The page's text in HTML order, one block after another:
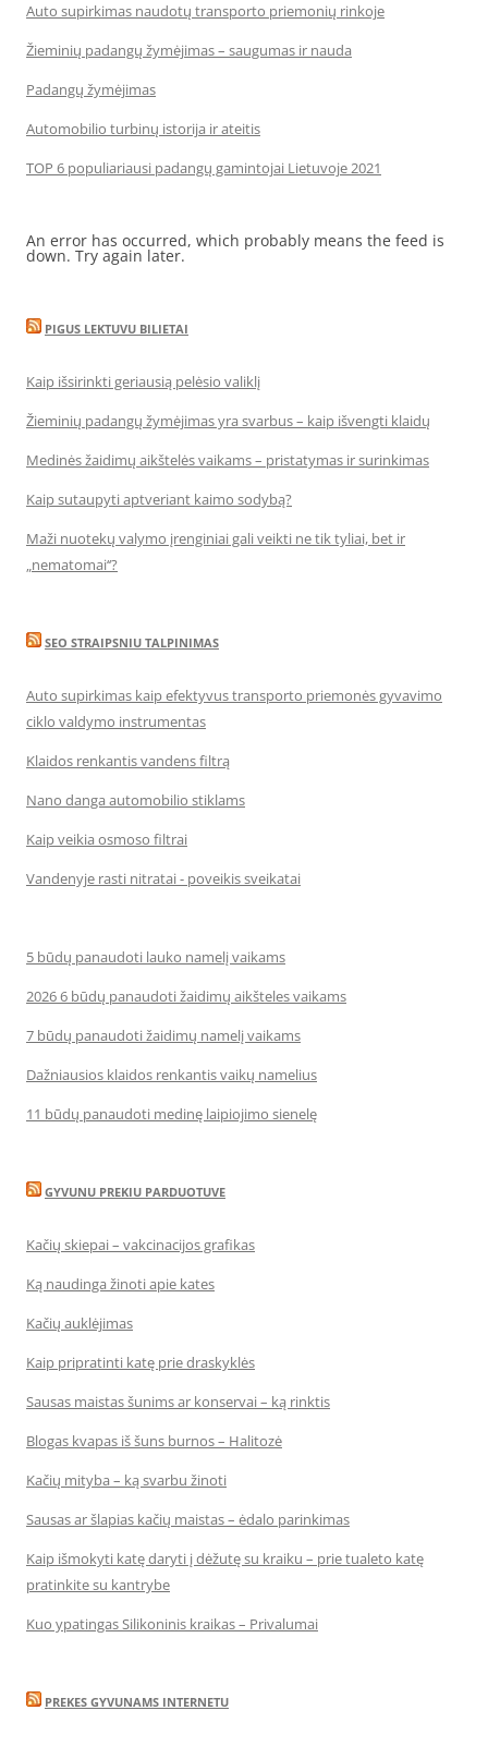
Auto supirkimas naudotų transporto priemonių rinkoje
Žieminių padangų žymėjimas – saugumas ir nauda
Padangų žymėjimas
Automobilio turbinų istorija ir ateitis
TOP 6 populiariausi padangų gamintojai Lietuvoje 2021
An error has occurred, which probably means the feed is
down. Try again later.
PIGUS LEKTUVU BILIETAI
Kaip išsirinkti geriausią pelėsio valiklį
Žieminių padangų žymėjimas yra svarbus – kaip išvengti klaidų
Medinės žaidimų aikštelės vaikams – pristatymas ir surinkimas
Kaip sutaupyti aptveriant kaimo sodybą?
Maži nuotekų valymo įrenginiai gali veikti ne tik tyliai, bet ir
„nematomai‘‘?
SEO STRAIPSNIU TALPINIMAS
Auto supirkimas kaip efektyvus transporto priemonės gyvavimo
ciklo valdymo instrumentas
Klaidos renkantis vandens filtrą
Nano danga automobilio stiklams
Kaip veikia osmoso filtrai
Vandenyje rasti nitratai - poveikis sveikatai
5 būdų panaudoti lauko namelį vaikams
2026 6 būdų panaudoti žaidimų aikšteles vaikams
7 būdų panaudoti žaidimų namelį vaikams
Dažniausios klaidos renkantis vaikų namelius
11 būdų panaudoti medinę laipiojimo sienelę
GYVUNU PREKIU PARDUOTUVE
Kačių skiepai – vakcinacijos grafikas
Ką naudinga žinoti apie kates
Kačių auklėjimas
Kaip pripratinti katę prie draskyklės
Sausas maistas šunims ar konservai – ką rinktis
Blogas kvapas iš šuns burnos – Halitozė
Kačių mityba – ką svarbu žinoti
Sausas ar šlapias kačių maistas – ėdalo parinkimas
Kaip išmokyti katę daryti į dėžutę su kraiku – prie tualeto katę
pratinkite su kantrybe
Kuo ypatingas Silikoninis kraikas – Privalumai
PREKES GYVUNAMS INTERNETU